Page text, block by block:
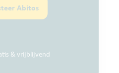
Abitos
& vrijblijvend